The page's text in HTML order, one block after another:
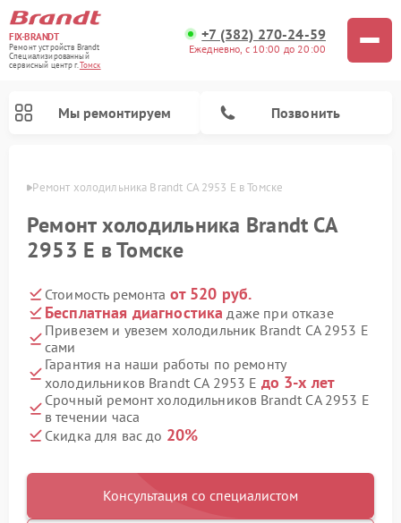
FIX-BRANDT
Ремонт устройств Brandt
Специализированный
cервисный центр г.Томск
+7 (382) 270-24-59
Ежедневно, с 10:00 до 20:00
Мы ремонтируем Позвонить
Ремонт холодильника Brandt CA 2953 E в Томске
Ремонт холодильника Brandt CA
2953 E в Томске
Стоимость ремонта от 520 руб.
Бесплатная диагностика даже при отказе
Привезем и увезем холодильник Brandt CA 2953 E
сами
Гарантия на наши работы по ремонту
холодильников Brandt CA 2953 E до 3-х лет
Срочный ремонт холодильников Brandt CA 2953 E
в течении часа
Скидка для вас до 20%
Консультация со специалистом